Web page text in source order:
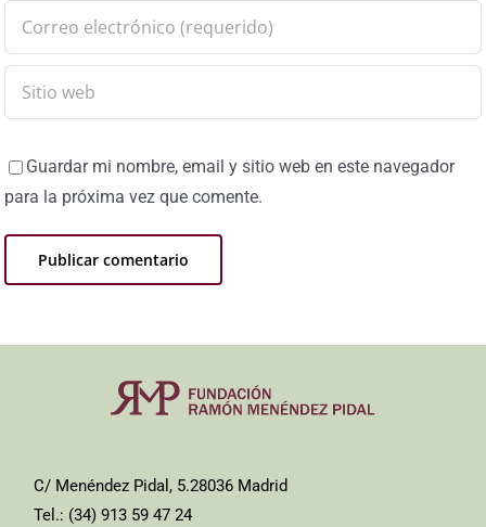
Guardar mi nombre, email y sitio web en este navegador
para la próxima vez que comente.
C/ Menéndez Pidal, 5.28036 Madrid
Tel.: (34) 913 59 47 24